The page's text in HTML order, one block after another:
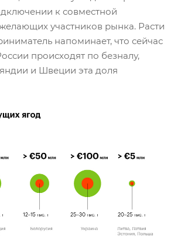
к совместной
участников рынка. Расти
напоминает, что сейчас
происходят по безналу,
и Швеции эта доля